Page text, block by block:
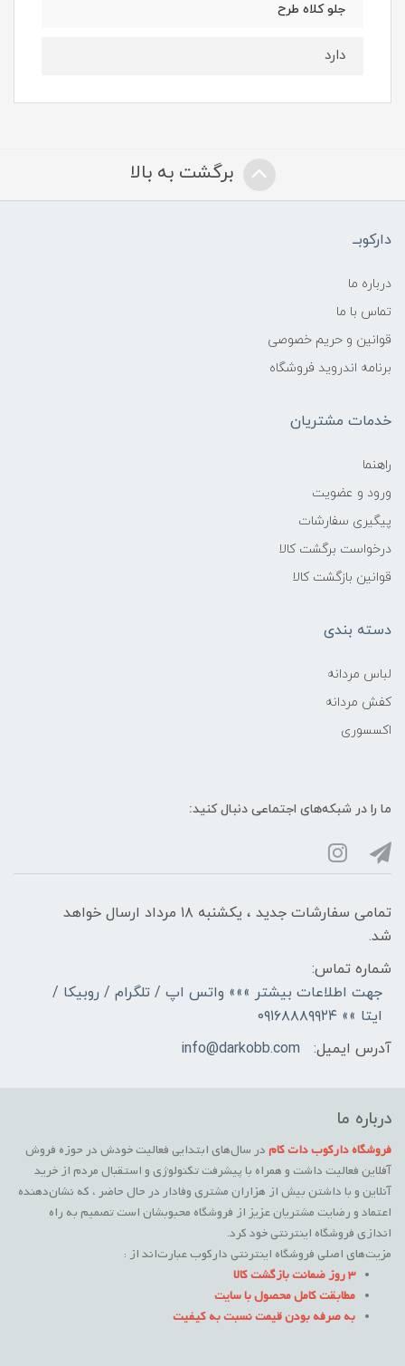
جلو کلاه طرح
دارد
برگشت به بالا
دارکوبــ
درباره ما
تماس با ما
قوانین و حریم خصوصی
برنامه اندروید فروشگاه
خدمات مشتریان
راهنما
ورود و عضویت
پیگیری سفارشات
درخواست برگشت کالا
قوانین بازگشت کالا
دسته بندی
لباس مردانه
کفش مردانه
اکسسوری
ما را در شبکه‌های اجتماعی دنبال کنید:
تمامی سفارشات جدید ، یکشنبه ۱۸ مرداد ارسال خواهد
شد.
شماره تماس:
جهت اطلاعات بیشتر »»» واتس اپ / تلگرام / روبیکا /
ایتا »» ۰۹۱۶۸۸۸۹۹۲۴
آدرس ایمیل:
info@darkobb.com
درباره ما
فروشگاه دارکوب دات کامدر سال‌های ابتدایی فعالیت خودش در حوزه فروش
آفلاین فعالیت داشت و همراه با پیشرفت تکنولوژی و استقبال مردم از خرید
آنلاین و با داشتن بیش از هزاران مشتری وفادار در حال حاضر ، که نشان‌دهنده
اعتماد و رضایت مشتریان عزیز از فروشگاه محبوبشان است تصمیم به راه
اندازی فروشگاه اینترنتی خود کرد.
مزیت‌های اصلی فروشگاه اینترنتی دارکوب عبارت‌اند از :
3 روز ضمانت بازگشت کالا
مطابقت کامل محصول با سایت
به صرفه بودن قیمت نسبت به کیفیت